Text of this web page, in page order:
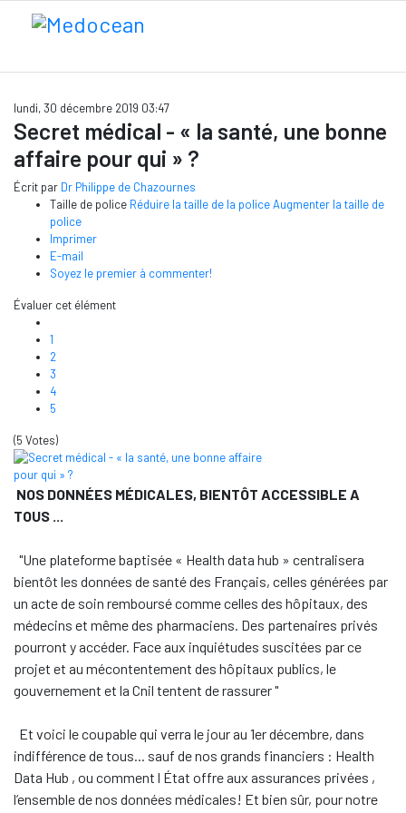
lundi, 30 décembre 2019 03:47
Secret médical - « la santé, une bonne
affaire pour qui » ?
Écrit par Dr Philippe de Chazournes
Taille de police Réduire la taille de la policeAugmenter la taille de
police
Imprimer
E-mail
Soyez le premier à commenter!
Évaluer cet élément
1
2
3
4
5
(5 Votes)
NOS DONNÉES MÉDICALES, BIENTÔT ACCESSIBLE A
TOUS ...
"Une plateforme baptisée « Health data hub » centralisera
bientôt les données de santé des Français, celles générées par
un acte de soin remboursé comme celles des hôpitaux, des
médecins et même des pharmaciens. Des partenaires privés
pourront y accéder. Face aux inquiétudes suscitées par ce
projet et au mécontentement des hôpitaux publics, le
gouvernement et la Cnil tentent de rassurer "
Et voici le coupable qui verra le jour au 1er décembre, dans
indifférence de tous... sauf de nos grands financiers : Health
Data Hub , ou comment l État offre aux assurances privées ,
l’ensemble de nos données médicales! Et bien sûr, pour notre